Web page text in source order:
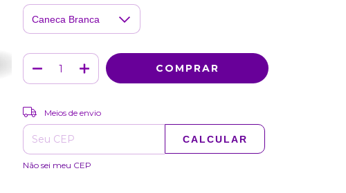
Entregas para o CEP:
Meios de envio
CALCULAR
Não sei meu CEP